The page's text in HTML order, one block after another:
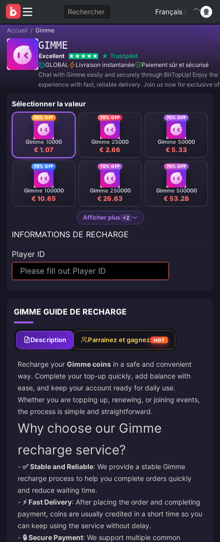
Rechercher Français /
Accueil / Gimme
GIMME
Excellent
Trustpilot
GLOBAL
Livraison instantanée
Paiement sûr et sécurisé
Chat with Gimme easily and securely through BitTopUp! Enjoy the
experience with fast, reliable delivery. Join us now for exclusive
Sélectionner la valeur
70% OFF
Gimme 10000
€ 1.07
70% OFF
Gimme 25000
€ 2.66
70% OFF
Gimme 50000
€ 5.33
70% OFF
Gimme 100000
€ 10.65
70% OFF
Gimme 250000
€ 26.63
70% OFF
Gimme 500000
€ 53.28
Afficher plus +2
INFORMATIONS DE RECHARGE
Player ID
GIMME GUIDE DE RECHARGE
Description Parrainez et gagnez HOT
Recharge your Gimme coins in a safe and convenient
way. Complete your top-up quickly, add balance with
ease, and keep your account ready for daily use.
Whether you are topping up, renewing, or joining events,
the process is simple and straightforward.
Why choose our Gimme
recharge service?
- ✅ Stable and Reliable: We provide a stable Gimme
recharge process to help you complete orders quickly
and reduce waiting time.
- ⚡ Fast Delivery: After placing the order and completing
payment, coins are usually credited in a short time so you
can keep using the service without delay.
- 🔒 Secure Payment: We support multiple common